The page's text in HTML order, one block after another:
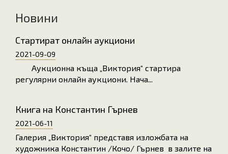
Новини
Стартират онлайн аукциони
2021-09-09
Аукционна къща „Виктория“ стартира
регулярни онлайн аукциони. Нача...
Книга на Константин Гърнев
2021-06-11
Галерия „Виктория“ представя изложбата на
художника Константин /Кочо/ Гърнев в залите на